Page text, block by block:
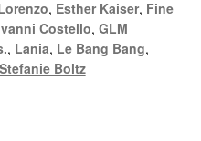
, Esther Kaiser, Fine
Costello, GLM
, Lania, Le Bang Bang,
Stefanie Boltz